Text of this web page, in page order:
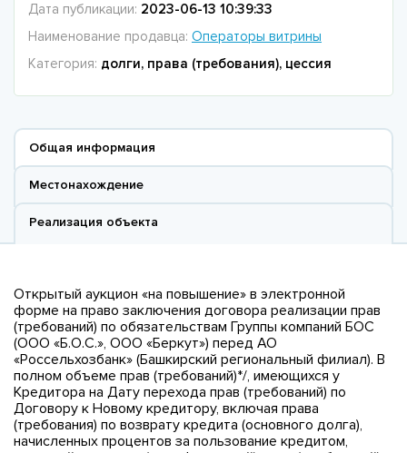
Дата публикации: 2023-06-13 10:39:33
Наименование продавца: Операторы витрины
Категория: долги, права (требования), цессия
Общая информация
Местонахождение
Реализация объекта
Открытый аукцион «на повышение» в электронной
форме на право заключения договора реализации прав
(требований) по обязательствам Группы компаний БОС
(ООО «Б.О.С.», ООО «Беркут») перед АО
«Россельхозбанк» (Башкирский региональный филиал). В
полном объеме прав (требований)*/, имеющихся у
Кредитора на Дату перехода прав (требований) по
Договору к Новому кредитору, включая права
(требования) по возврату кредита (основного долга),
начисленных процентов за пользование кредитом,